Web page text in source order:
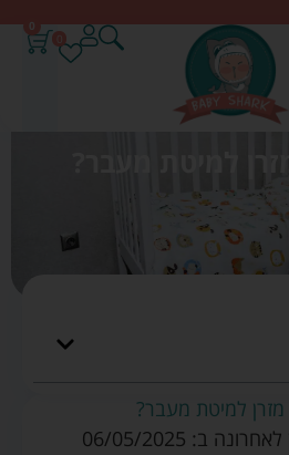
0
למיטת מעבר?
מזרן למיטת מעבר?
ב: 06/05/2025